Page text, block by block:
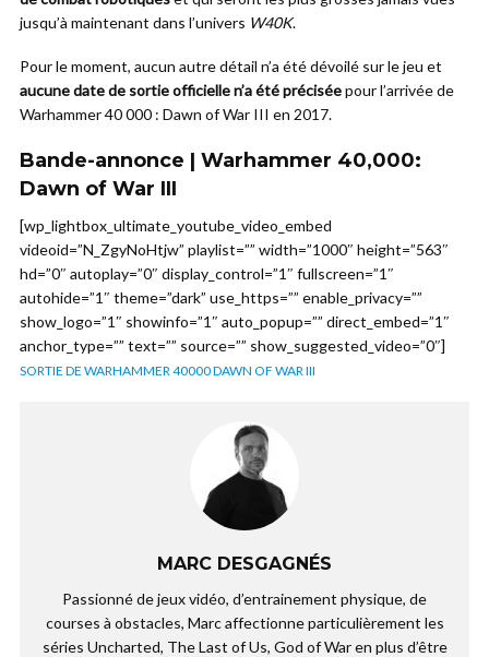
jusqu’à maintenant dans l’univers W40K.
Pour le moment, aucun autre détail n’a été dévoilé sur le jeu et
aucune date de sortie officielle n’a été préciséepour l’arrivée de
Warhammer 40 000 : Dawn of War III en 2017.
Bande-annonce | Warhammer 40,000:
Dawn of War III
[wp_lightbox_ultimate_youtube_video_embed
videoid=”N_ZgyNoHtjw” playlist=”” width=”1000″ height=”563″
hd=”0″ autoplay=”0″ display_control=”1″ fullscreen=”1″
autohide=”1″ theme=”dark” use_https=”” enable_privacy=””
show_logo=”1″ showinfo=”1″ auto_popup=”” direct_embed=”1″
anchor_type=”” text=”” source=”” show_suggested_video=”0″]
SORTIE DE WARHAMMER 40000 DAWN OF WAR III
MARC DESGAGNÉS
Passionné de jeux vidéo, d’entrainement physique, de
courses à obstacles, Marc affectionne particulièrement les
séries Uncharted, The Last of Us, God of War en plus d’être